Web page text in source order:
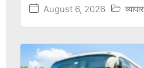
August 6, 2026 व्यापार